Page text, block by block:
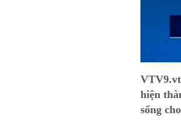
hiện
sống